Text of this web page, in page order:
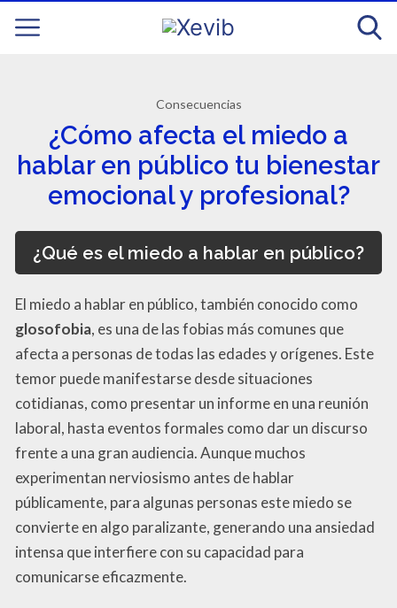
Consecuencias
¿Cómo afecta el miedo a
hablar en público tu bienestar
emocional y profesional?
¿Qué es el miedo a hablar en público?
El miedo a hablar en público, también conocido como
glosofobia, es una de las fobias más comunes que
afecta a personas de todas las edades y orígenes. Este
temor puede manifestarse desde situaciones
cotidianas, como presentar un informe en una reunión
laboral, hasta eventos formales como dar un discurso
frente a una gran audiencia. Aunque muchos
experimentan nerviosismo antes de hablar
públicamente, para algunas personas este miedo se
convierte en algo paralizante, generando una ansiedad
intensa que interfiere con su capacidad para
comunicarse eficazmente.